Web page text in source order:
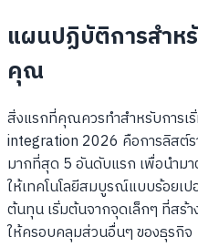
แผนปฏิบัติการสำห
คุณ
สิ่งแรกที่คุณควรทำสำหรับการเ
integration 2026 คือการลิสต์
มากที่สุด 5 อันดับแรก เพื่อนำม
ให้เทคโนโลยีสมบูรณ์แบบร้อยเป
ต้นทุน เริ่มต้นจากจุดเล็กๆ ที่สร้
ให้ครอบคลุมส่วนอื่นๆ ของธุรกิจ